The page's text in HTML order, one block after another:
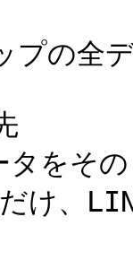
プの全
をそ
け、